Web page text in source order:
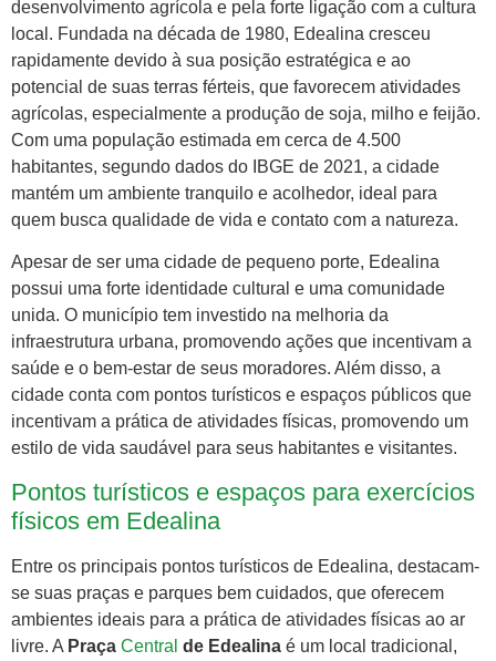
desenvolvimento agrícola e pela forte ligação com a cultura
local. Fundada na década de 1980, Edealina cresceu
rapidamente devido à sua posição estratégica e ao
potencial de suas terras férteis, que favorecem atividades
agrícolas, especialmente a produção de soja, milho e feijão.
Com uma população estimada em cerca de 4.500
habitantes, segundo dados do IBGE de 2021, a cidade
mantém um ambiente tranquilo e acolhedor, ideal para
quem busca qualidade de vida e contato com a natureza.
Apesar de ser uma cidade de pequeno porte, Edealina
possui uma forte identidade cultural e uma comunidade
unida. O município tem investido na melhoria da
infraestrutura urbana, promovendo ações que incentivam a
saúde e o bem-estar de seus moradores. Além disso, a
cidade conta com pontos turísticos e espaços públicos que
incentivam a prática de atividades físicas, promovendo um
estilo de vida saudável para seus habitantes e visitantes.
Pontos turísticos e espaços para exercícios
físicos em Edealina
Entre os principais pontos turísticos de Edealina, destacam-
se suas praças e parques bem cuidados, que oferecem
ambientes ideais para a prática de atividades físicas ao ar
livre. A Praça Central de Edealina é um local tradicional,